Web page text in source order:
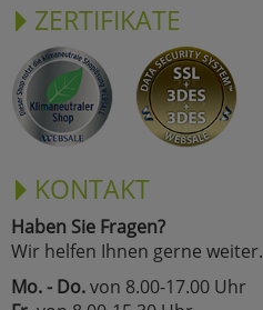
ZERTIFIKATE
KONTAKT
Haben Sie Fragen?
Wir helfen Ihnen gerne weiter.
Mo. - Do.von 8.00-17.00 Uhr